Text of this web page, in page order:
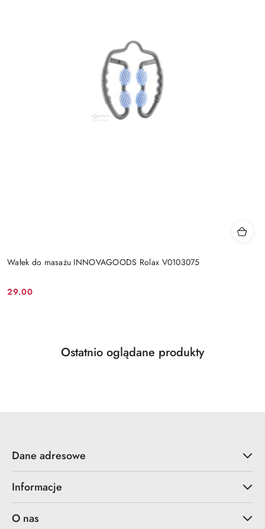
Wałek do masażu INNOVAGOODS Rolax V0103075
Cena:
29.00
Pomiń karuzelę produktów
Produkty
Ostatnio oglądane produkty
Dane adresowe
Informacje
O nas